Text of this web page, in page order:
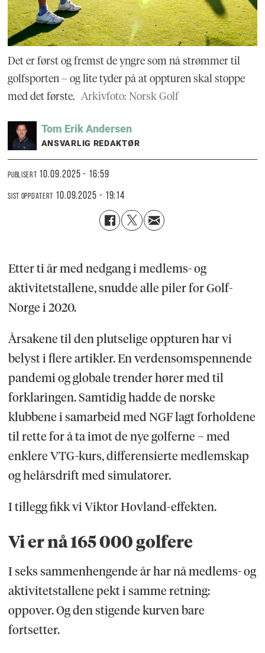
Det er først og fremst de yngre som nå strømmer til
golfsporten – og lite tyder på at oppturen skal stoppe
med det første. Arkivfoto: Norsk Golf
Tom Erik Andersen
ANSVARLIG REDAKTØR
PUBLISERT 10.09.2025 - 16:59
SIST OPPDATERT 10.09.2025 - 19:14
Etter ti år med nedgang i medlems- og
aktivitetstallene, snudde alle piler for Golf-
Norge i 2020.
Årsakene til den plutselige oppturen har vi
belyst i flere artikler. En verdensomspennende
pandemi og globale trender hører med til
forklaringen. Samtidig hadde de norske
klubbene i samarbeid med NGF lagt forholdene
til rette for å ta imot de nye golferne – med
enklere VTG-kurs, differensierte medlemskap
og helårsdrift med simulatorer.
I tillegg fikk vi Viktor Hovland-effekten.
Vi er nå 165 000 golfere
I seks sammenhengende år har nå medlems- og
aktivitetstallene pekt i samme retning:
oppover. Og den stigende kurven bare
fortsetter.